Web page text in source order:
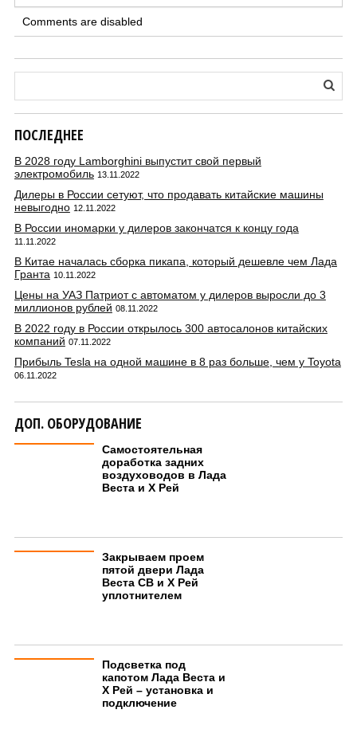
Comments are disabled
ПОСЛЕДНЕЕ
В 2028 году Lamborghini выпустит свой первый
электромобиль 13.11.2022
Дилеры в России сетуют, что продавать китайские машины
невыгодно 12.11.2022
В России иномарки у дилеров закончатся к концу года
11.11.2022
В Китае началась сборка пикапа, который дешевле чем Лада
Гранта 10.11.2022
Цены на УАЗ Патриот с автоматом у дилеров выросли до 3
миллионов рублей 08.11.2022
В 2022 году в России открылось 300 автосалонов китайских
компаний 07.11.2022
Прибыль Tesla на одной машине в 8 раз больше, чем у Toyota
06.11.2022
ДОП. ОБОРУДОВАНИЕ
Самостоятельная
доработка задних
воздуховодов в Лада
Веста и Х Рей
Закрываем проем
пятой двери Лада
Веста СВ и Х Рей
уплотнителем
Подсветка под
капотом Лада Веста и
Х Рей – установка и
подключение